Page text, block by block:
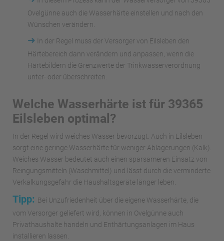
Ovelgünne auch die Wasserhärte einstellen und nach den
Wünschen verändern.
➜
In der Regel muss der Versorger von Eilsleben den
Härtebereich dann verändern und anpassen, wenn die
Härtebildern die Grenzwerte der Trinkwasserverordnung
unter- oder überschreiten.
Welche Wasserhärte ist für 39365
Eilsleben optimal?
In der Regel wird weiches Wasser bevorzugt. Auch in Eilsleben
sorgt eine geringe Wasserhärte für weniger Ablagerungen (Kalk).
Weiches Wasser bedeutet auch einen sparsameren Einsatz von
Reingungsmitteln (Waschmittel) und lässt durch die verminderte
Verkalkungsgefahr die Haushaltsgeräte länger leben.
Tipp: Bei Unzufriedenheit über die eigene Wasserhärte, die
vom Versorger geliefert wird, können in Ovelgünne auch
Privathaushalte handeln und Enthärtungsanlagen im Haus
installieren lassen.